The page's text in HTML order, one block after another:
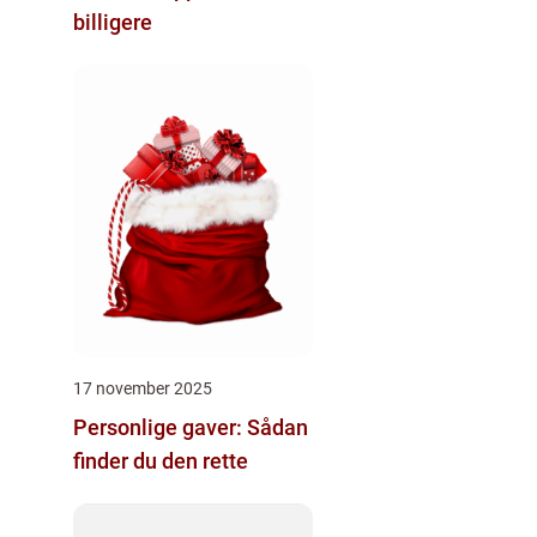
billigere
17 november 2025
Personlige gaver: Sådan
finder du den rette